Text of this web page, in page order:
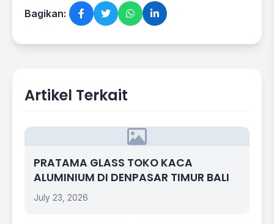
Bagikan:
Artikel Terkait
PRATAMA GLASS TOKO KACA
ALUMINIUM DI DENPASAR TIMUR BALI
July 23, 2026